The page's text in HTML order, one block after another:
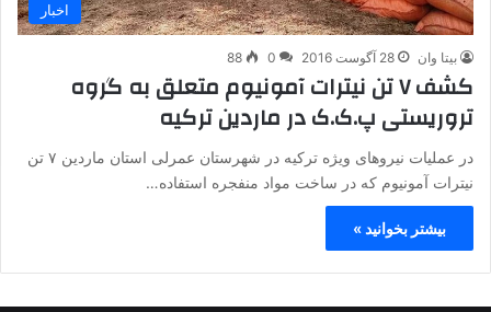
اخبار
بیتا وان 28 آگوست 2016 0
88
کشف ۷ تن نیترات آمونیوم متعلق به گروه
تروریستی پ.ک.ک در ماردین ترکیه
در عملیات نیروهای ویژه ترکیه در شهرستان عمرلی استان ماردین ۷ تن
نیترات آمونیوم که در ساخت مواد منفجره استفاده…
بیشتر بخوانید »